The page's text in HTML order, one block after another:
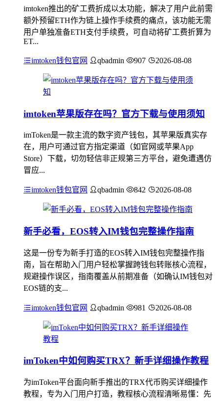
imtoken推出的矿工费折成以太功能，解决了用户此前需
额外预留ETH作为链上操作手续费的痛点，该功能无需
用户单独准备ETH支付手续费，可自动将矿工费折算为
ET...
imtoken钱包官网 qbadmin 907 2026-08-08
imtoken苹果版存在吗？官方下载与使用须知
imToken是一款主流的数字资产钱包，其苹果版真实存
在，用户可通过官方指定渠道（如官网或苹果App
Store）下载，切勿轻信非正规第三方平台，避免遭遇仿
冒应...
imtoken钱包官网 qbadmin 842 2026-08-08
新手必看，EOS转入IM钱包完整操作指南
这是一份专为新手打造的EOS转入IM钱包完整操作指
南，旨在帮助入门用户轻松掌握跨钱包转账核心流程，
规避操作误区，指南覆盖从前期准备（如确认IM钱包对
EOS链的支...
imtoken钱包官网 qbadmin 981 2026-08-08
imToken中如何购买TRX？新手详细操作教程
为imToken平台面向新手推出的TRX代币购买详细操作
教程，专为入门用户打造，教程核心流程清晰易懂：先